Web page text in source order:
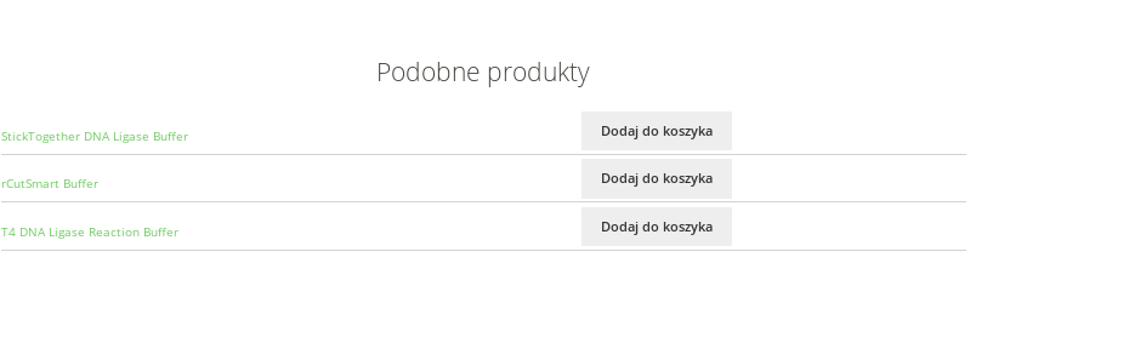
Podobne produkty
StickTogether DNA Ligase Buffer Dodaj do koszyka
rCutSmart Buffer Dodaj do koszyka
T4 DNA Ligase Reaction Buffer Dodaj do koszyka